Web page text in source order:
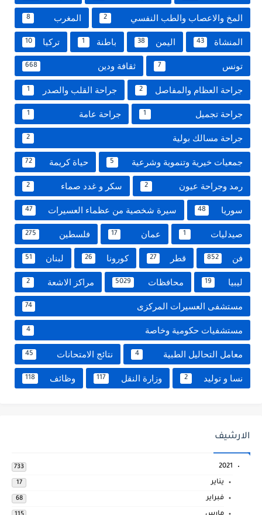
المخ والاعصاب والطب النفسي 2 المغرب 8
المنشاة 43 اليمن 38 باطنة 1 تركيا 10
تونس 7 ثقافة ودين 668
جراحة العظام والمفاصل 2 جراحة القلب والصدر 1
جراحة تجميل 1 جراحة عامة 1
جراحة مسالك بولية 2
جمعيات خيرية وتنموية وشرعية 5 حياة كريمة 72
رمد وجراحة عيون 2 سكر و غدد صماء 2
سوريا 48 سيرة شخصية من عظماء العسيرات 47
صيدليات 1 عمان 17 فلسطين 275
فن 852 قطر 27 كورونا 26 لبنان 51
ليبيا 19 محافظات 5029 مراكز الاشعة 2
مستشفى العسيرات المركزى 74
مستشفيات حكومية وخاصة 4
معامل التحاليل الطبية 4 نتائج الامتحانات 45
نسا و توليد 2 وزارة النقل 117 وظائف 118
الارشيف
2021
733
يناير 17
فبراير 68